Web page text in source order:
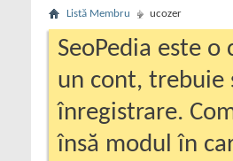
Listă Membru ucozer
SeoPedia este
un cont, trebuie
înregistrare.
însă modul în